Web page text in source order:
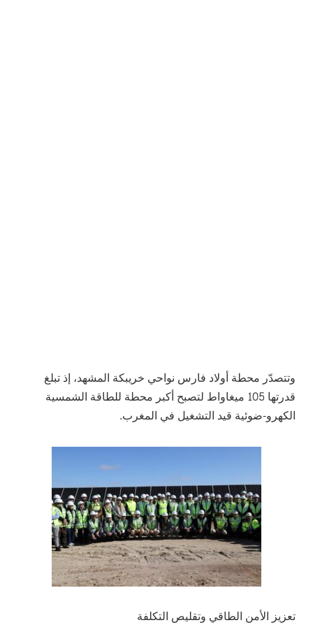
وتتصدّر محطة أولاد فارس نواحي خريبكة المشهد، إذ تبلغ
قدرتها 105 ميغاواط لتصبح أكبر محطة للطاقة الشمسية
الكهرو-ضوئية قيد التشغيل في المغرب.
تعزيز الأمن الطاقي وتقليص التكلفة